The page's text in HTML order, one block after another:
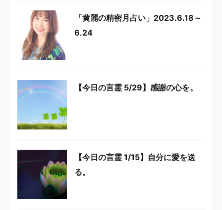
「黄麗の精密月占い」2023.6.18～
6.24
【今日の言霊 5/29】感謝の心を。
【今日の言霊 1/15】自分に愛を送
る。